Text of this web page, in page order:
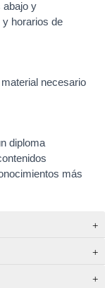
abajo y
horarios de
necesario
diploma
más